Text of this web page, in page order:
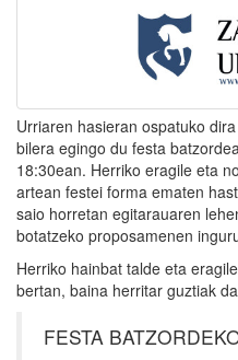
Urriaren hasieran ospatuko
bilera egingo du festa
18:30ean. Herriko eragile eta
artean festei forma ematen
saio horretan egitarauaren
botatzeko proposamenen
Herriko hainbat talde eta
bertan, baina herritar guztiak
FESTA